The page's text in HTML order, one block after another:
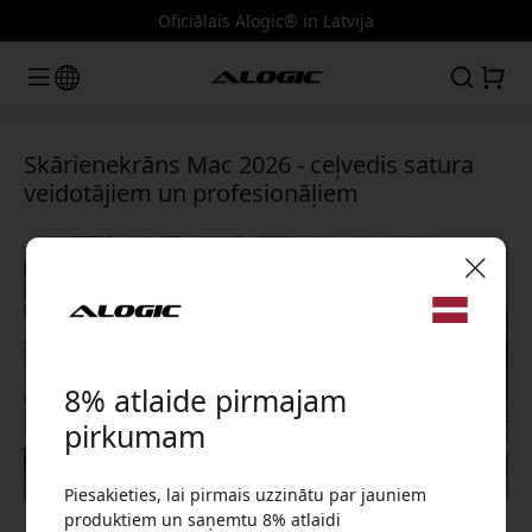
Oficiālais Alogic® in Latvija
Skārienekrāns Mac 2026 - ceļvedis satura
veidotājiem un profesionāļiem
8% atlaide pirmajam
pirkumam
Piesakieties, lai pirmais uzzinātu par jauniem
produktiem un saņemtu 8% atlaidi
🎉 Jūsu atlaižu kods:
Izmantojiet šo kodu, veicot pasūtījumu, lai